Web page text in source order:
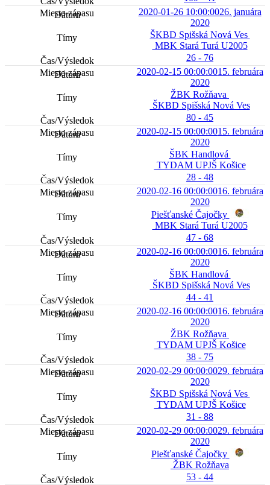
2020-01-26 10:00:0026. januára
2020
ŠKBD Spišská Nová Ves
MBK Stará Turá U2005
26 - 76
2020-02-15 00:00:0015. februára
2020
ŽBK Rožňava
ŠKBD Spišská Nová Ves
80 - 45
2020-02-15 00:00:0015. februára
2020
ŠBK Handlová
TYDAM UPJŠ Košice
28 - 48
2020-02-16 00:00:0016. februára
2020
Piešťanské Čajočky
MBK Stará Turá U2005
47 - 68
2020-02-16 00:00:0016. februára
2020
ŠBK Handlová
ŠKBD Spišská Nová Ves
44 - 41
2020-02-16 00:00:0016. februára
2020
ŽBK Rožňava
TYDAM UPJŠ Košice
38 - 75
2020-02-29 00:00:0029. februára
2020
ŠKBD Spišská Nová Ves
TYDAM UPJŠ Košice
31 - 88
2020-02-29 00:00:0029. februára
2020
Piešťanské Čajočky
ŽBK Rožňava
53 - 44